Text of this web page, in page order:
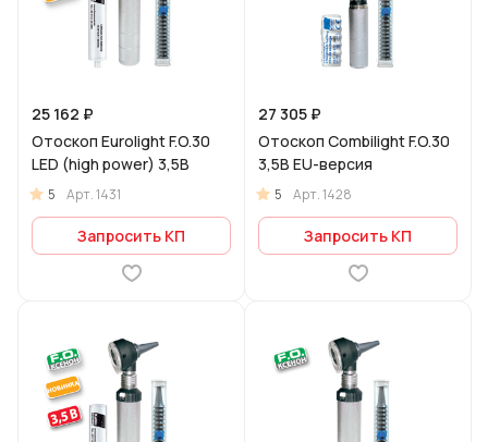
25 162 ₽
Отоскоп Eurolight F.O.30
LED (high power) 3,5В
5 Арт.1431
Запросить КП
27 305 ₽
Отоскоп Combilight F.O.30
3,5В EU-версия
5 Арт.1428
Запросить КП